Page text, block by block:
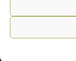
2026 ACO. Tots els Drets